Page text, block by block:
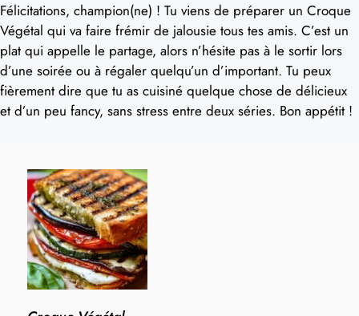
Félicitations, champion(ne) ! Tu viens de préparer un Croque
Végétal qui va faire frémir de jalousie tous tes amis. C’est un
plat qui appelle le partage, alors n’hésite pas à le sortir lors
d’une soirée ou à régaler quelqu’un d’important. Tu peux
fièrement dire que tu as cuisiné quelque chose de délicieux
et d’un peu fancy, sans stress entre deux séries. Bon appétit !